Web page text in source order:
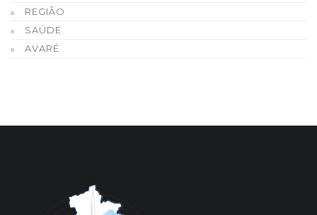
REGIÃO
SAÚDE
AVARÉ